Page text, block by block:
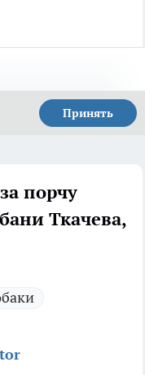
Принять
порчу
Ткачева,